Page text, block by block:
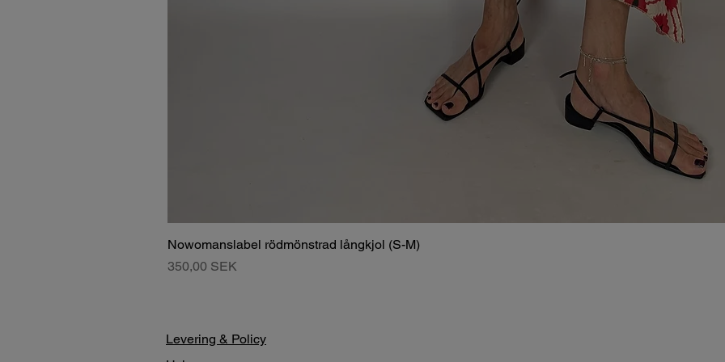
Nowomanslabel rödmönstrad långkjol (S-M)
Pris
350,00 SEK
Levering & Policy